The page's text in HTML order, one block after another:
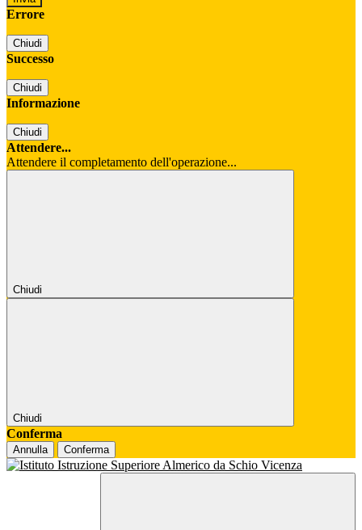
Errore
Chiudi
Successo
Chiudi
Informazione
Chiudi
Attendere...
Attendere il completamento dell'operazione...
Chiudi
Chiudi
Conferma
Annulla Conferma